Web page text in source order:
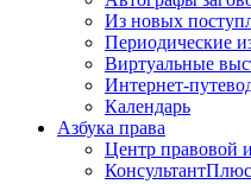
Из новых
Периодические
Виртуальные
Интернет-
Календарь
Азбука права
Центр правовой
КонсультантПлюс